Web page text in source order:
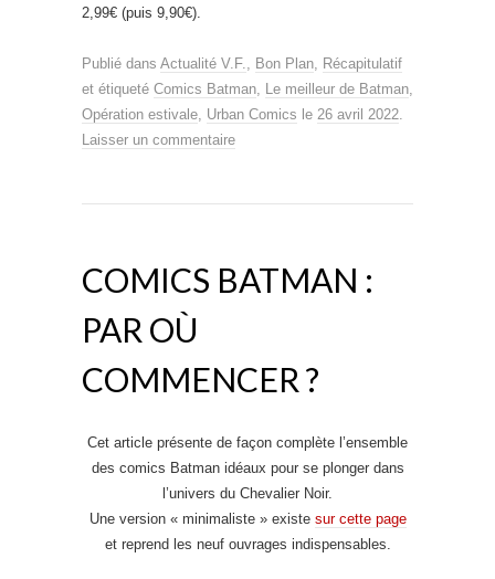
2,99€ (puis 9,90€).
Publié dans Actualité V.F., Bon Plan, Récapitulatif
et étiqueté Comics Batman, Le meilleur de Batman,
Opération estivale, Urban Comics le 26 avril 2022.
Laisser un commentaire
COMICS BATMAN :
PAR OÙ
COMMENCER ?
Cet article présente de façon complète l’ensemble
des comics Batman idéaux pour se plonger dans
l’univers du Chevalier Noir.
Une version « minimaliste » existe sur cette page
et reprend les neuf ouvrages indispensables.